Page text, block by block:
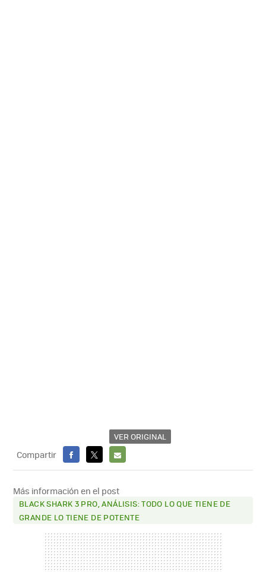
VER ORIGINAL
Compartir
FACEBOOK
X
E-
MAIL
Más información en el post
BLACK SHARK 3 PRO, ANÁLISIS: TODO LO QUE TIENE DE
GRANDE LO TIENE DE POTENTE